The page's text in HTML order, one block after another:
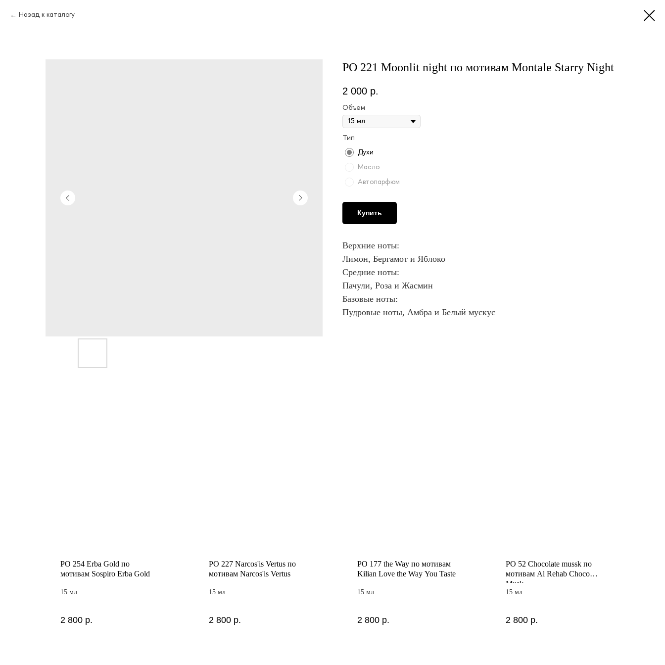
Назад к каталогу
PO 221 Moonlit night по мотивам Montale Starry Night
2 000 р.
Объем
Тип
Духи
Масло
Автопарфюм
Купить
Верхние ноты:
Лимон, Бергамот и Яблоко
Средние ноты:
Пачули, Роза и Жасмин
Базовые ноты:
Пудровые ноты, Амбра и Белый мускус
PO 254 Erba Gold по
мотивам Sospiro Erba Gold
15 мл
2 800 р.
PO 227 Narcos'is Vertus по
мотивам Narcos'is Vertus
15 мл
2 800 р.
PO 177 the Way по мотивам
Kilian Love the Way You Taste
15 мл
2 800 р.
PO 52 Chocolate mussk по
мотивам Al Rehab Choco
Musk
15 мл
2 800 р.